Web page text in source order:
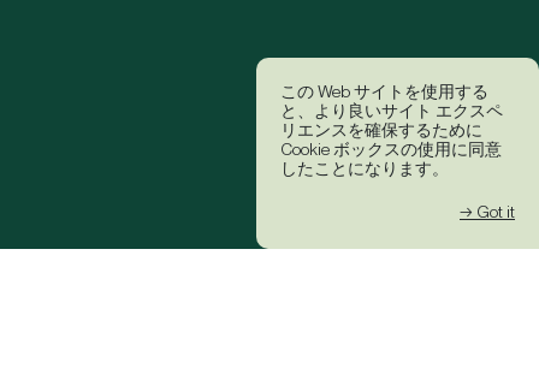
この Web サイトを使用する
と、より良いサイト エクスペ
リエンスを確保するために
Cookie ボックスの使用に同意
したことになります。
→ Got it